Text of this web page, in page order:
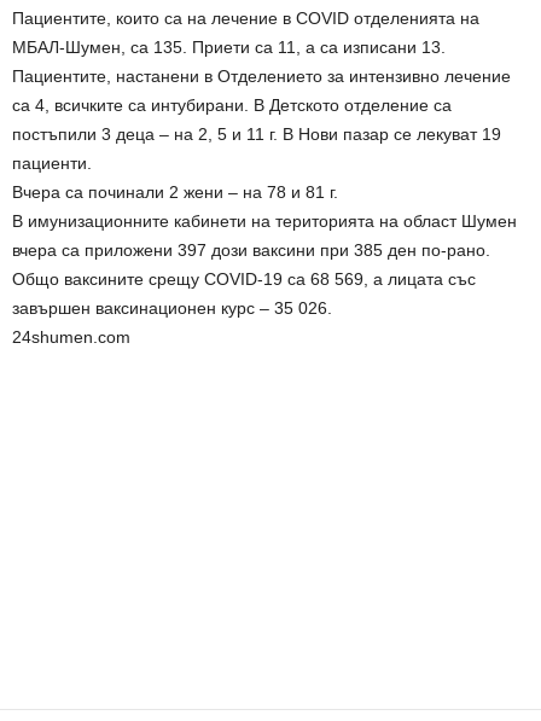
Пациентите, които са на лечение в COVID отделенията на
МБАЛ-Шумен, са 135. Приети са 11, а са изписани 13.
Пациентите, настанени в Отделението за интензивно лечение
са 4, всичките са интубирани. В Детското отделение са
постъпили 3 деца – на 2, 5 и 11 г. В Нови пазар се лекуват 19
пациенти.
Вчера са починали 2 жени – на 78 и 81 г.
В имунизационните кабинети на територията на област Шумен
вчера са приложени 397 дози ваксини при 385 ден по-рано.
Общо ваксините срещу COVID-19 са 68 569, а лицата със
завършен ваксинационен курс – 35 026.
24shumen.com